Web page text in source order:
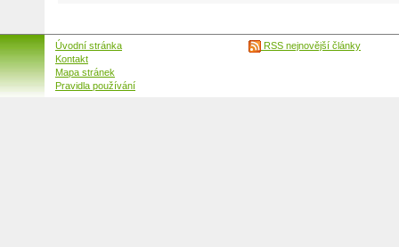
Úvodní stránka
Kontakt
Mapa stránek
Pravidla používání
RSS nejnovější články